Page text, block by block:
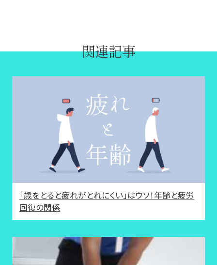
関連記事
「歳をとると疲れがとれにくい」はウソ！年齢と疲労
回復の関係